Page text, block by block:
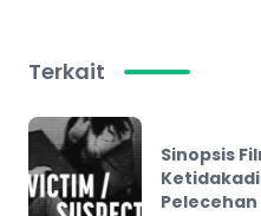
Terkait
Sinopsis
Pelecehan